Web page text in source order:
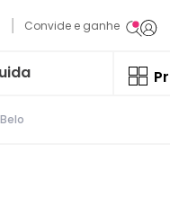
Convide e ganhe